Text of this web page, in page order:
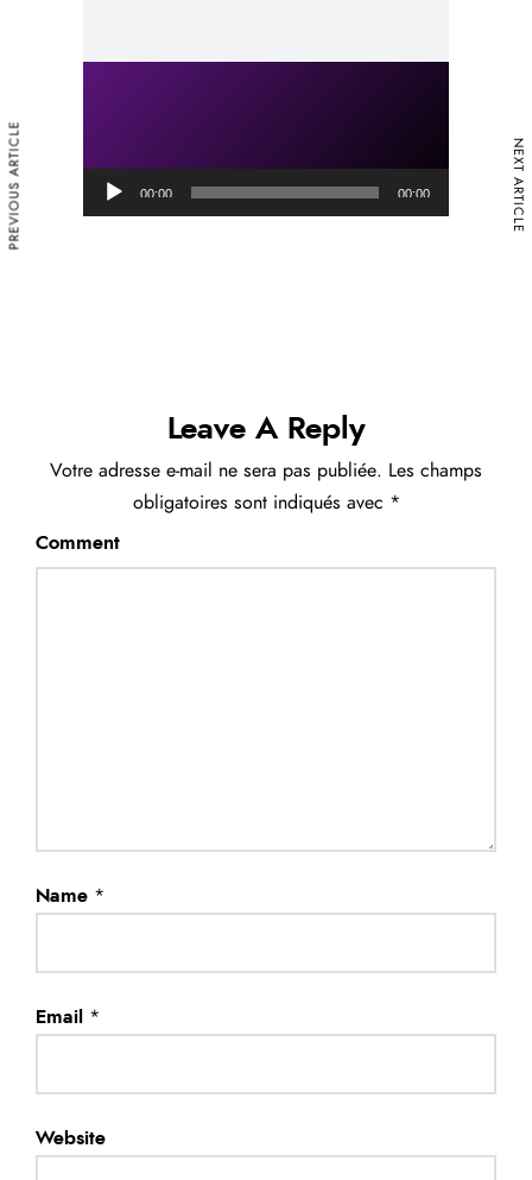
e
d
o
00:00 00:00
Leave A Reply
Votre adresse e-mail ne sera pas publiée. Les champs
obligatoires sont indiqués avec *
Comment
Name *
Email *
Website
PREVIOUS ARTICLE NEXT ARTICLE